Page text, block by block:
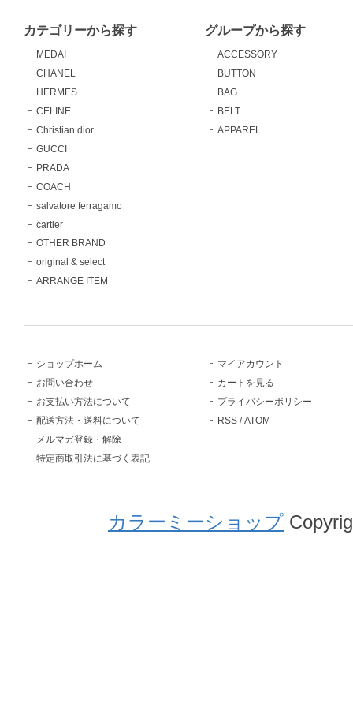
カテゴリーから探す
MEDAI
CHANEL
HERMES
CELINE
Christian dior
GUCCI
PRADA
COACH
salvatore ferragamo
cartier
OTHER BRAND
original & select
ARRANGE ITEM
グループから探す
ACCESSORY
BUTTON
BAG
BELT
APPAREL
ショップホーム
お問い合わせ
お支払い方法について
配送方法・送料について
メルマガ登録・解除
特定商取引法に基づく表記
マイアカウント
カートを見る
プライバシーポリシー
RSS /ATOM
カラーミーショップ